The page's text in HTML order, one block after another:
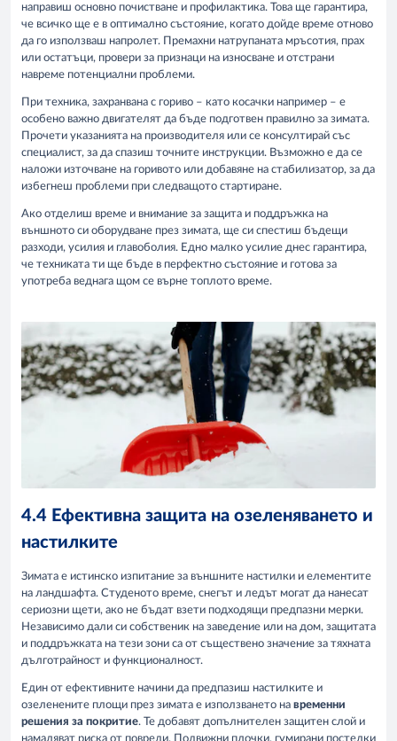
направиш основно почистване и профилактика. Това ще гарантира,
че всичко ще е в оптимално състояние, когато дойде време отново
да го използваш напролет. Премахни натрупаната мръсотия, прах
или остатъци, провери за признаци на износване и отстрани
навреме потенциални проблеми.
При техника, захранвана с гориво – като косачки например – е
особено важно двигателят да бъде подготвен правилно за зимата.
Прочети указанията на производителя или се консултирай със
специалист, за да спазиш точните инструкции. Възможно е да се
наложи източване на горивото или добавяне на стабилизатор, за да
избегнеш проблеми при следващото стартиране.
Ако отделиш време и внимание за защита и поддръжка на
външното си оборудване през зимата, ще си спестиш бъдещи
разходи, усилия и главоболия. Едно малко усилие днес гарантира,
че техниката ти ще бъде в перфектно състояние и готова за
употреба веднага щом се върне топлото време.
4.4 Ефективна защита на озеленяването и
настилките
Зимата е истинско изпитание за външните настилки и елементите
на ландшафта. Студеното време, снегът и ледът могат да нанесат
сериозни щети, ако не бъдат взети подходящи предпазни мерки.
Независимо дали си собственик на заведение или на дом, защитата
и поддръжката на тези зони са от съществено значение за тяхната
дълготрайност и функционалност.
Един от ефективните начини да предпазиш настилките и
озеленените площи през зимата е използването на временни
решения за покритие. Те добавят допълнителен защитен слой и
намаляват риска от повреди. Подвижни плочки, гумирани постелки